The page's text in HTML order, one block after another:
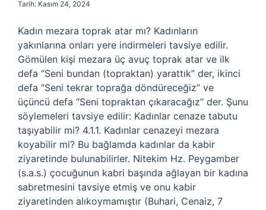
Tarih: Kasım 24, 2024
Kadın mezara toprak atar mı? Kadınların
yakınlarına onları yere indirmeleri tavsiye edilir.
Gömülen kişi mezara üç avuç toprak atar ve ilk
defa “Seni bundan (topraktan) yarattık” der, ikinci
defa “Seni tekrar toprağa döndüreceğiz” ve
üçüncü defa “Seni topraktan çıkaracağız” der. Şunu
söylemeleri tavsiye edilir: Kadınlar cenaze tabutu
taşıyabilir mi? 4.1.1. Kadınlar cenazeyi mezara
koyabilir mi? Bu bağlamda kadınlar da kabir
ziyaretinde bulunabilirler. Nitekim Hz. Peygamber
(s.a.s.) çocuğunun kabri başında ağlayan bir kadına
sabretmesini tavsiye etmiş ve onu kabir
ziyaretinden alıkoymamıştır (Buhari, Cenaiz, 7